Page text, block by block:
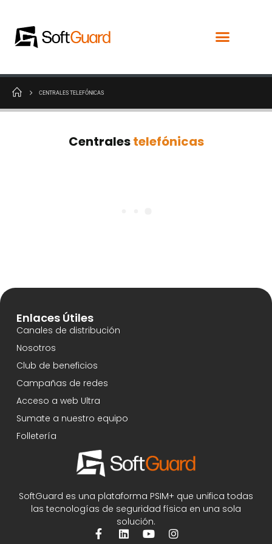
CENTRALES TELEFÓNICAS
Centralestelefónicas
SoftGuard es una plataforma PSIM+ que unifica todas
las tecnologías de seguridad física en una sola
solución.
Enlaces Útiles
Canales de distribución
Nosotros
Club de beneficios
Campañas de redes
Acceso a web Ultra
Sumate a nuestro equipo
Folletería